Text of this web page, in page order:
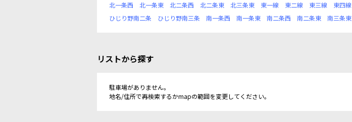
北一条西
北一条東 北二条西 北二条東 北三条東 東一線 東二線 東三線 東四線
ひじり野南二条
ひじり野南三条 南一条西 南一条東 南二条西 南二条東 南三条東
リストから探す
駐車場がありません。
地名/住所で再検索するかmapの範囲を変更してください。